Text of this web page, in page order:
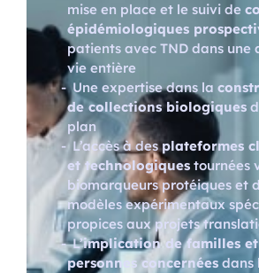
mise en place et le suivi de
épidémiologiques
patients avec TND dans une
vie entière
Une expertise dans la
de collections biologiques
plan
L’accès à desplateformes
et technologiquestournées
biomarqueurs protéiques et
modèles expérimentaux
propices aux projets
L’implication de familles et
personnes concernéesdans